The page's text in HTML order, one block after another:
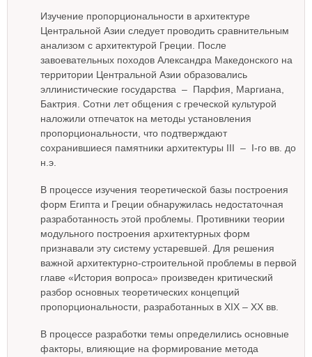
Изучение пропорциональности в архитектуре
Центральной Азии следует проводить сравнительным
анализом с архитектурой Греции. После
завоевательных походов Александра Македонского на
территории Центральной Азии образовались
эллинистические государства – Парфия, Маргиана,
Бактрия. Сотни лет общения с греческой культурой
наложили отпечаток на методы установления
пропорциональности, что подтверждают
сохранившиеся памятники архитектуры III – I-го вв. до
н.э.
В процессе изучения теоретической базы построения
форм Египта и Греции обнаружилась недостаточная
разработанность этой проблемы. Противники теории
модульного построения архитектурных форм
признавали эту систему устаревшей. Для решения
важной архитектурно-строительной проблемы в первой
главе «История вопроса» произведен критический
разбор основных теоретических концепций
пропорциональности, разработанных в XIX – XX вв.
В процессе разработки темы определились основные
факторы, влияющие на формирование метода